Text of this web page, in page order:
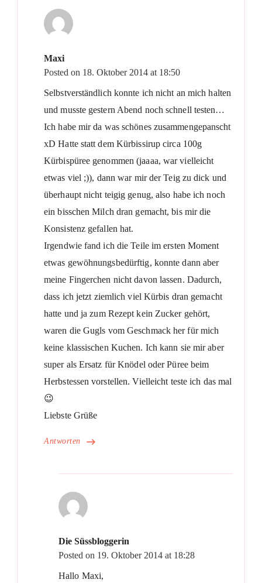
Maxi
Posted on 18. Oktober 2014 at 18:50
Antworten
Selbstverständlich konnte ich nicht an mich halten
und musste gestern Abend noch schnell testen…
Ich habe mir da was schönes zusammengepanscht
xD Hatte statt dem Kürbissirup circa 100g
Kürbispüree genommen (jaaaa, war vielleicht
etwas viel ;)), dann war mir der Teig zu dick und
überhaupt nicht teigig genug, also habe ich noch
ein bisschen Milch dran gemacht, bis mir die
Konsistenz gefallen hat.
Irgendwie fand ich die Teile im ersten Moment
etwas gewöhnungsbedürftig, konnte dann aber
meine Fingerchen nicht davon lassen. Dadurch,
dass ich jetzt ziemlich viel Kürbis dran gemacht
hatte und ja zum Rezept kein Zucker gehört,
waren die Gugls vom Geschmack her für mich
keine klassischen Kuchen. Ich kann sie mir aber
super als Ersatz für Knödel oder Püree beim
Herbstessen vorstellen. Vielleicht teste ich das mal
😉
Liebste Grüße
Die Süssbloggerin
Posted on 19. Oktober 2014 at 18:28
Hallo Maxi,